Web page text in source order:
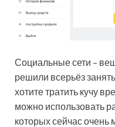
Социальные сети –
решили всерьёз
хотите тратить кучу
можно использовать
которых сейчас очень